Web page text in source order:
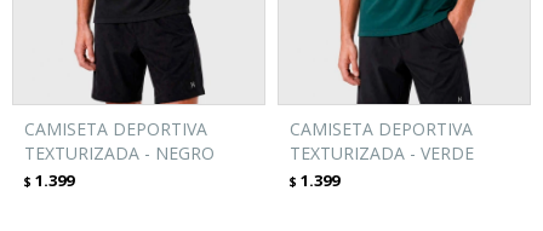
CAMISETA DEPORTIVA
TEXTURIZADA - NEGRO
$ 1.399
CAMISETA DEPORTIVA
TEXTURIZADA - VERDE
$ 1.399